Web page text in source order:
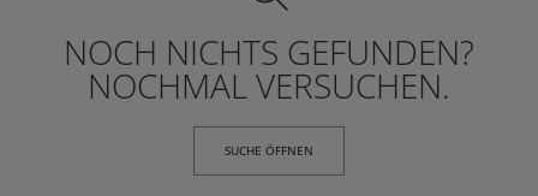
NOCH NICHTS GEFUNDEN?
NOCHMAL VERSUCHEN.
SUCHE ÖFFNEN